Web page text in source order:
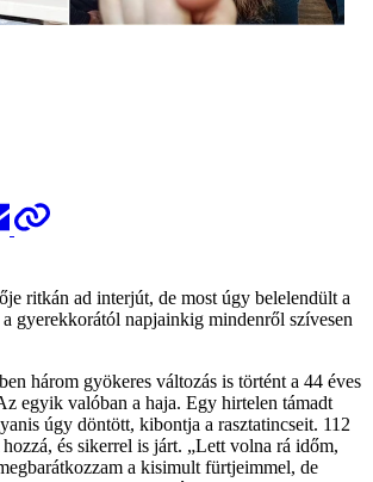
ritkán ad interjút, de most úgy belelendült a
a gyerekkorától napjainkig mindenről szívesen
három gyökeres változás is történt a 44 éves
egyik valóban a haja. Egy hirtelen támadt
úgy döntött, kibontja a rasztatincseit. 112
és sikerrel is járt. „Lett volna rá időm,
a kisimult fürtjeimmel, de